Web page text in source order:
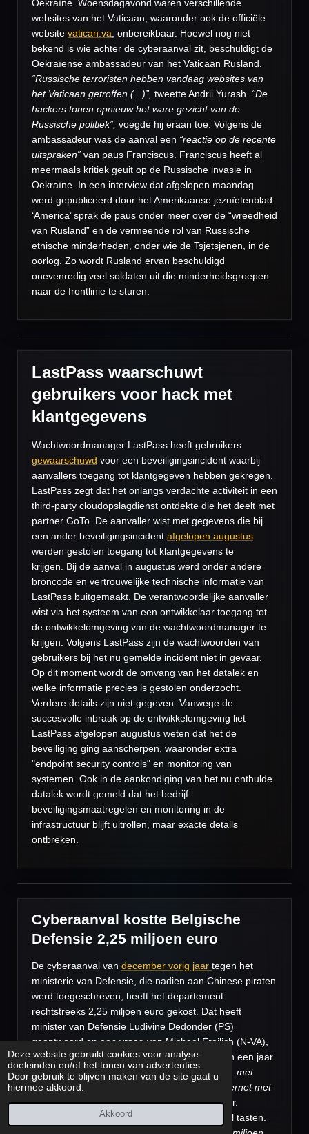
Deze website gebruikt cookies voor analyse-
doeleinden en/of het tonen van advertenties.
Door gebruik te blijven maken van de site gaat u
hiermee akkoord.
Akkoord
Oekraïne. Woensdagavond waren verschillende
websites van het Vaticaan, waaronder ook de officiële
website vatican.va, onbereikbaar. Hoewel nog niet
bekend is wie achter de cyberaanval zit, beschuldigt de
Oekraïense ambassadeur van het Vaticaan Rusland.
“Russische terroristen hebben vandaag websites van
het Vaticaan getroffen (...)”, tweette Andrii Yurash. “De
hackers tonen opnieuw het ware gezicht van de
Russische politiek”, voegde hij eraan toe. Volgens de
ambassadeur was de aanval een “reactie op de recente
uitspraken” van paus Franciscus. Franciscus heeft al
meermaals kritiek geuit op de Russische invasie in
Oekraïne. In een interview dat afgelopen maandag
werd gepubliceerd door het Amerikaanse jezuïetenblad
‘America’ sprak de paus onder meer over de “wreedheid
van Rusland” en de vermeende rol van Russische
etnische minderheden, onder wie de Tsjetsjenen, in de
oorlog. Zo wordt Rusland ervan beschuldigd
onevenredig veel soldaten uit die minderheidsgroepen
naar de frontlinie te sturen.
LastPass waarschuwt
gebruikers voor hack met
klantgegevens
Wachtwoordmanager LastPass heeft gebruikers
gewaarschuwd voor een beveiligingsincident waarbij
aanvallers toegang tot klantgegeven hebben gekregen.
LastPass zegt dat het onlangs verdachte activiteit in een
third-party cloudopslagdienst ontdekte die het deelt met
partner GoTo. De aanvaller wist met gegevens die bij
een ander beveiligingsincident afgelopen augustus
werden gestolen toegang tot klantgegevens te
krijgen. Bij de aanval in augustus werd onder andere
broncode en vertrouwelijke technische informatie van
LastPass buitgemaakt. De verantwoordelijke aanvaller
wist via het systeem van een ontwikkelaar toegang tot
de ontwikkelomgeving van de wachtwoordmanager te
krijgen. Volgens LastPass zijn de wachtwoorden van
gebruikers bij het nu gemelde incident niet in gevaar.
Op dit moment wordt de omvang van het datalek en
welke informatie precies is gestolen onderzocht.
Verdere details zijn niet gegeven. Vanwege de
succesvolle inbraak op de ontwikkelomgeving liet
LastPass afgelopen augustus weten dat het de
beveiliging ging aanscherpen, waaronder extra
"endpoint security controls" en monitoring van
systemen. Ook in de aankondiging van het nu onthulde
datalek wordt gemeld dat het bedrijf
beveiligingsmaatregelen en monitoring in de
infrastructuur blijft uitrollen, maar exacte details
ontbreken.
Cyberaanval kostte Belgische
Defensie 2,25 miljoen euro
De cyberaanval van december vorig jaar tegen het
ministerie van Defensie, die nadien aan Chinese piraten
werd toegeschreven, heeft het departement
rechtstreeks 2,25 miljoen euro gekost. Dat heeft
minister van Defensie Ludivine Dedonder (PS)
geantwoord op een vraag van Michael Freilich (N-VA),
schrijft La Libre Belgique woensdag. Meer dan een jaar
later“zijn alle systemen opnieuw operationeel, met
uitzondering van videoconferenties via het internet met
externe partijen”,preciseert minister Dedonder.
Defensie moest daarvoor wel diep in de buidel tasten.